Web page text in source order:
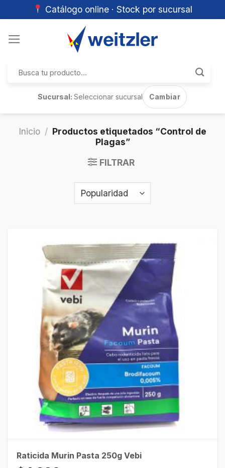
Catálogo online · Stock por sucursal
por:
Sucursal:Seleccionar sucursal Cambiar
Inicio / Productos etiquetados “Control de
Plagas”
FILTRAR
Raticida Murin Pasta 250g Vebi